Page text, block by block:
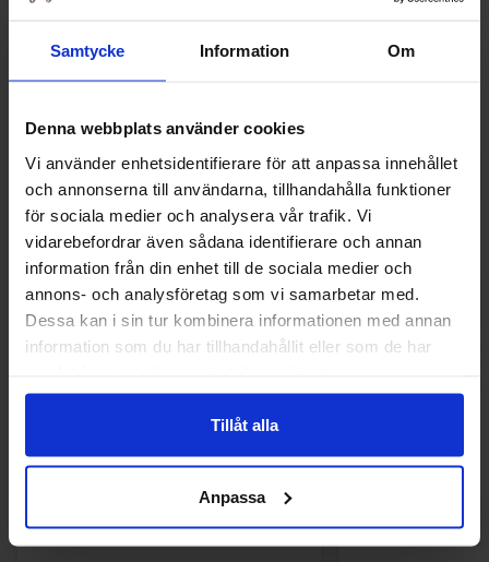
Samtycke Information Om
Denna webbplats använder cookies
Vi använder enhetsidentifierare för att anpassa innehållet
och annonserna till användarna, tillhandahålla funktioner
för sociala medier och analysera vår trafik. Vi
vidarebefordrar även sådana identifierare och annan
information från din enhet till de sociala medier och
annons- och analysföretag som vi samarbetar med.
Dessa kan i sin tur kombinera informationen med annan
information som du har tillhandahållit eller som de har
Tillåt alla
Anpassa
Andre kjøpte også
Tupla Double Layer Liquorice 48g
19.90 kr